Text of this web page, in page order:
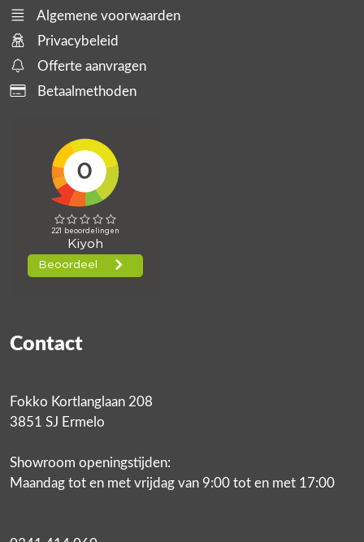
Algemene voorwaarden
Privacybeleid
Offerte aanvragen
Betaalmethoden
Contact
Fokko Kortlanglaan 208
3851 SJ Ermelo
Showroom openingstijden:
Maandag tot en met vrijdag van 9:00 tot en met 17:00